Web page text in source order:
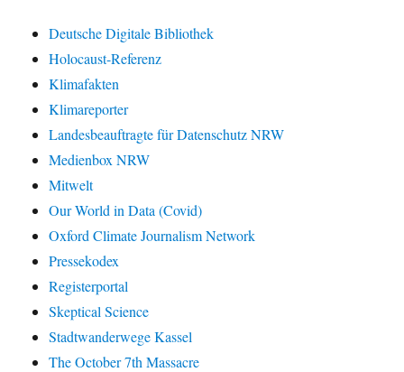
Deutsche Digitale Bibliothek
Holocaust-Referenz
Klimafakten
Klimareporter
Landesbeauftragte für Datenschutz NRW
Medienbox NRW
Mitwelt
Our World in Data (Covid)
Oxford Climate Journalism Network
Pressekodex
Registerportal
Skeptical Science
Stadtwanderwege Kassel
The October 7th Massacre